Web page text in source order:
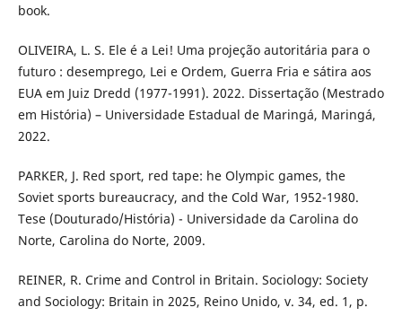
book.
OLIVEIRA, L. S. Ele é a Lei! Uma projeção autoritária para o
futuro : desemprego, Lei e Ordem, Guerra Fria e sátira aos
EUA em Juiz Dredd (1977-1991). 2022. Dissertação (Mestrado
em História) – Universidade Estadual de Maringá, Maringá,
2022.
PARKER, J. Red sport, red tape: he Olympic games, the
Soviet sports bureaucracy, and the Cold War, 1952-1980.
Tese (Douturado/História) - Universidade da Carolina do
Norte, Carolina do Norte, 2009.
REINER, R. Crime and Control in Britain. Sociology: Society
and Sociology: Britain in 2025, Reino Unido, v. 34, ed. 1, p.